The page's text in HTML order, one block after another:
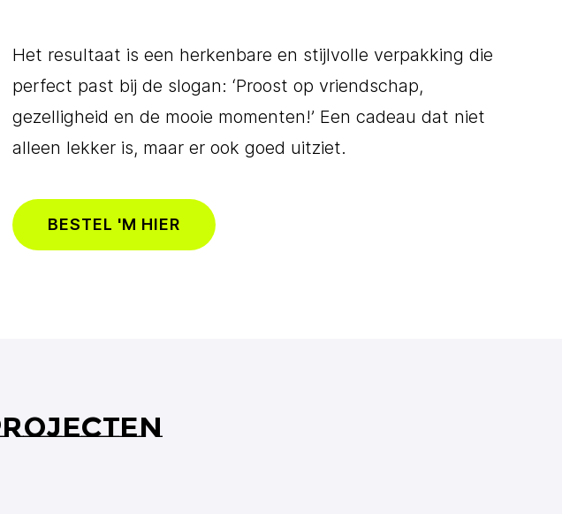
Het resultaat is een herkenbare en stijlvolle verpakking die
perfect past bij de slogan: ‘Proost op vriendschap,
gezelligheid en de mooie momenten!’ Een cadeau dat niet
alleen lekker is, maar er ook goed uitziet.
BESTEL 'M HIER